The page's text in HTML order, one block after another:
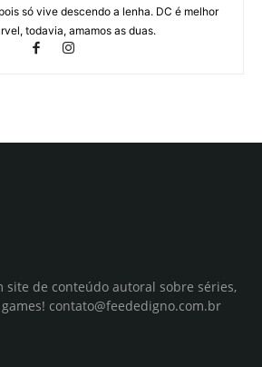
só vive descendo a lenha. DC é melhor
todavia, amamos as duas.
site de conteúdo autoral sobre séries,
contato@feededigno.com.br